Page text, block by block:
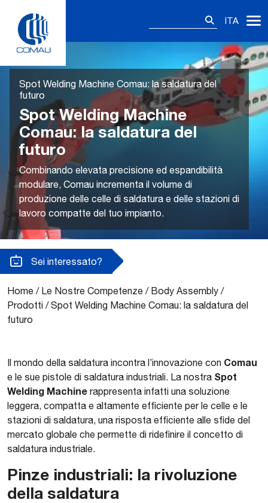
content
ITA
Spot Welding Machine Comau: la saldatura del
futuro
Spot Welding Machine
Comau: la saldatura del
futuro
Combinando elevata precisione ed espandibilità
modulare, Comau incrementa il volume di
produzione delle celle di saldatura e delle stazioni di
lavoro compatte del tuo impianto.
Sei interessato?
Home / Le Nostre Competenze / Body Assembly /
Prodotti /Spot Welding Machine Comau: la saldatura del
futuro
Il mondo della saldatura incontra l’innovazione con Comau
e le sue pistole di saldatura industriali. La nostra Spot
Welding Machine rappresenta infatti una soluzione
leggera, compatta e altamente efficiente per le celle e le
stazioni di saldatura, una risposta efficiente alle sfide del
mercato globale che permette di ridefinire il concetto di
saldatura industriale.
Pinze industriali: la rivoluzione
della saldatura